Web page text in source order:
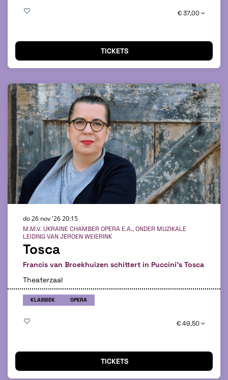
€ 37,00
TICKETS
Tosca
Francis van Broekhuizen schittert in Puccini's Tosca
M.M.V. UKRAINE CHAMBER OPERA E.A., ONDER MUZIKALE
LEIDING VAN JEROEN WEIERINK
do 26 nov '2620:15
Theaterzaal
KLASSIEK OPERA
€ 49,50
TICKETS